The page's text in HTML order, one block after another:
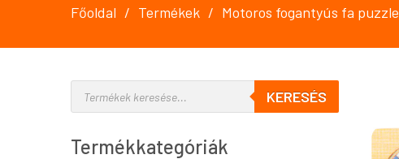
Főoldal Termékek Motoros fogantyús fa puzzle
KERESÉS
Termékkategóriák